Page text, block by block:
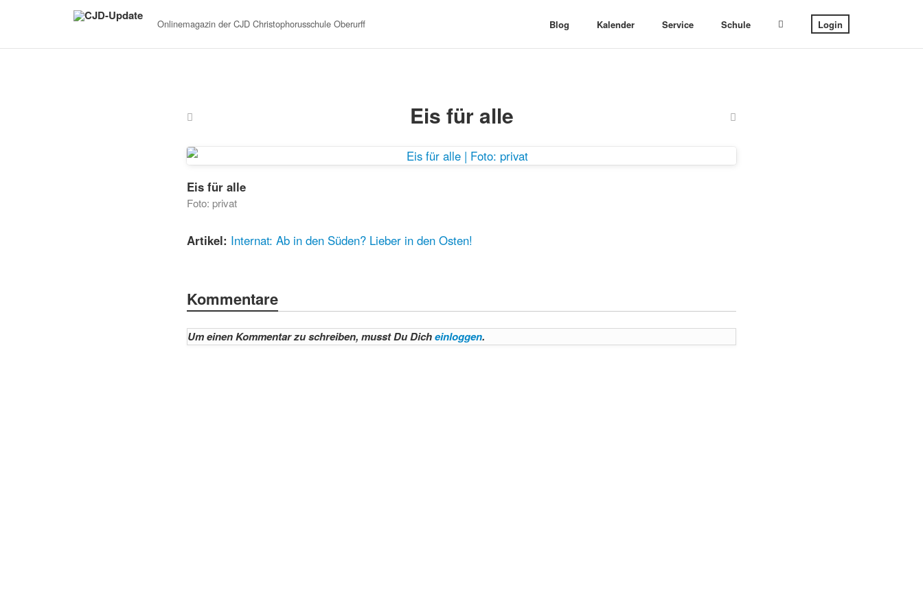
Onlinemagazin der CJD Christophorusschule Oberurff Blog Kalender Service Schule Login
Eis für alle
Eis für alle
Foto: privat
Artikel: Internat: Ab in den Süden? Lieber in den Osten!
Kommentare
Um einen Kommentar zu schreiben, musst Du Dicheinloggen.